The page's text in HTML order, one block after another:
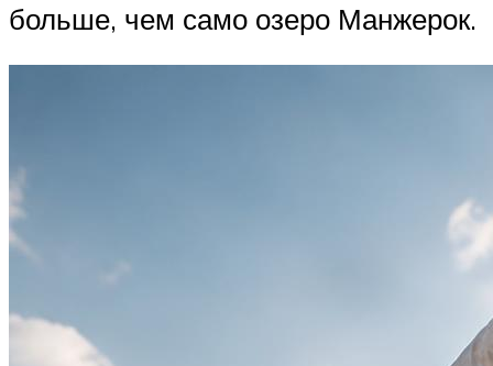
больше, чем само озеро Манжерок.